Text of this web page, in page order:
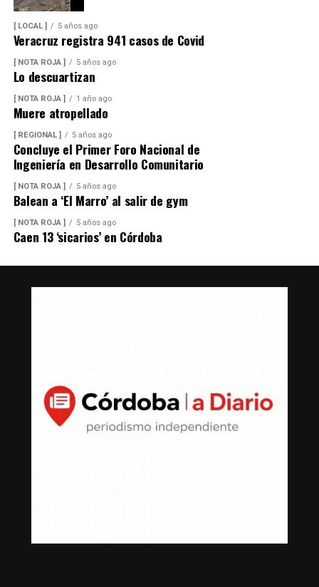
[ LOCAL ] 5 años ago
Veracruz registra 941 casos de Covid
[ NOTA ROJA ] 5 años ago
Lo descuartizan
[ NOTA ROJA ] 1 año ago
Muere atropellado
[ REGIONAL ] 5 años ago
Concluye el Primer Foro Nacional de
Ingeniería en Desarrollo Comunitario
[ NOTA ROJA ] 5 años ago
Balean a ‘El Marro’ al salir de gym
[ NOTA ROJA ] 5 años ago
Caen 13 ‘sicarios’ en Córdoba